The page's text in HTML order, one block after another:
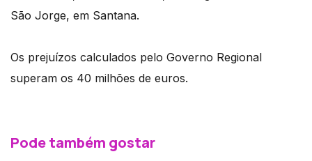
São Jorge, em Santana.
Os prejuízos calculados pelo Governo Regional
superam os 40 milhões de euros.
Pode também gostar